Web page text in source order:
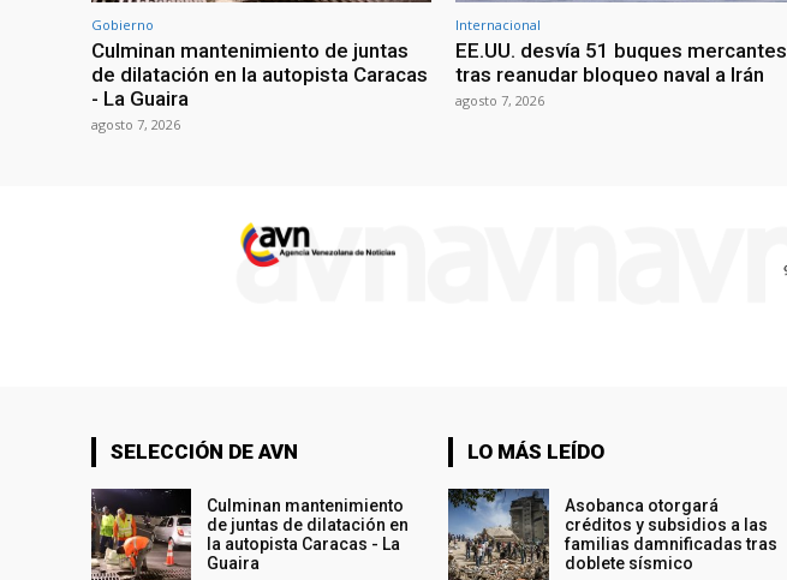
Gobierno
Culminan mantenimiento de juntas
de dilatación en la autopista Caracas
- La Guaira
agosto 7, 2026
Internacional
EE.UU. desvía 51 buques mercantes
tras reanudar bloqueo naval a Irán
agosto 7, 2026
SELECCIÓN DE AVN
Culminan mantenimiento
de juntas de dilatación en
la autopista Caracas - La
Guaira
LO MÁS LEÍDO
Asobanca otorgará
créditos y subsidios a las
familias damnificadas tras
doblete sísmico